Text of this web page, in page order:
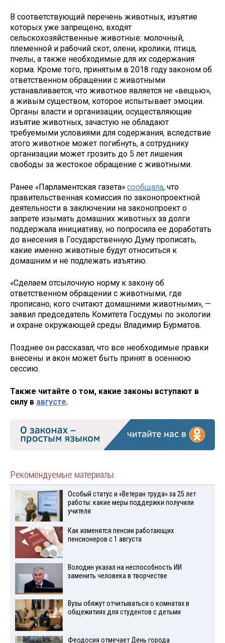
В соответствующий перечень животных, изъятие
которых уже запрещено, входят
сельскохозяйственные животные: молочный,
племенной и рабочий скот, олени, кролики, птица,
пчелы, а также необходимые для их содержания
корма. Кроме того, принятым в 2018 году законом об
ответственном обращении с животными
устанавливается, что животное является не «вещью»,
а живым существом, которое испытывает эмоции.
Органы власти и организации, осуществляющие
изъятие животных, зачастую не обладают
требуемыми условиями для содержания, вследствие
этого животное может погибнуть, а сотруднику
организации может грозить до 5 лет лишения
свободы за жестокое обращение с животными.
Ранее «Парламентская газета» сообщала, что
правительственная комиссия по законопроектной
деятельности в заключении на законопроект о
запрете изымать домашних животных за долги
поддержала инициативу, но попросила ее доработать
до внесения в Государственную Думу прописать,
какие именно животные будут относиться к
домашним и не подлежать изъятию.
«Сделаем отсылочную норму к закону об
ответственном обращении с животными, где
прописано, кого считают домашними животными», —
заявил председатель Комитета Госдумы по экологии
и охране окружающей среды Владимир Бурматов.
Позднее он рассказал, что все необходимые правки
внесены и акон может быть принят в осеннюю
сессию.
Также читайте о том, какие законы вступают в
силу в августе.
Рекомендуемые материалы
Особый статус и «Ветеран труда» за 25 лет
работы: какие меры поддержки получили
учителя
Как изменятся пенсии работающих
пенсионеров с 1 августа
Володин указал на неспособность ИИ
заменить человека в творчестве
Вузы обяжут отчитываться о комнатах в
общежитиях для студентов с детьми
Феодосия отмечает День города